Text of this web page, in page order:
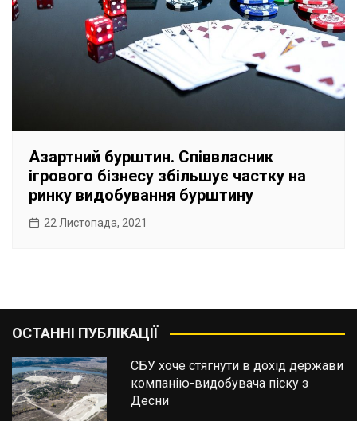
Азартний бурштин. Співвласник
ігрового бізнесу збільшує частку на
ринку видобування бурштину
22 Листопада, 2021
ОСТАННІ ПУБЛІКАЦІЇ
СБУ хоче стягнути в дохід держави
компанію-видобувача піску з
Десни